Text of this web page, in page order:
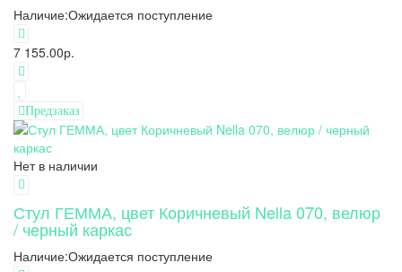
Наличие:Ожидается поступление
7 155.00р.
Предзаказ
Нет в наличии
Стул ГЕММА, цвет Коричневый Nella 070, велюр
/ черный каркас
Наличие:Ожидается поступление